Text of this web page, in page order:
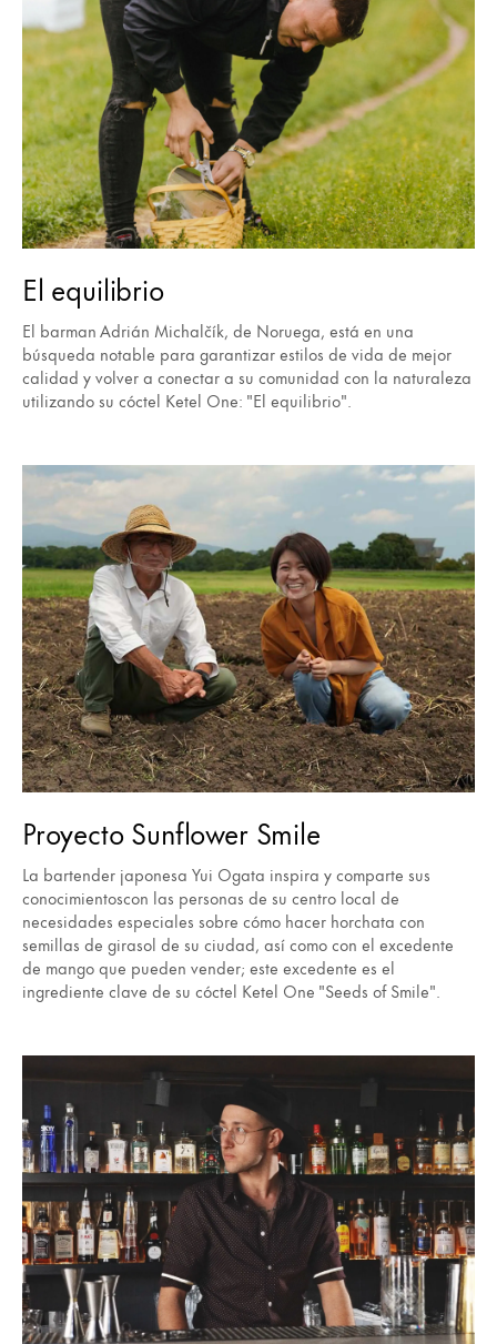
El equilibrio
El barman Adrián Michalčík, de Noruega, está en una
búsqueda notable para garantizar estilos de vida de mejor
calidad y volver a conectar a su comunidad con la naturaleza
utilizando su cóctel Ketel One: "El equilibrio".
Proyecto Sunflower Smile
La bartender japonesa Yui Ogata inspira y comparte sus
conocimientoscon las personas de su centro local de
necesidades especiales sobre cómo hacer horchata con
semillas de girasol de su ciudad, así como con el excedente
de mango que pueden vender; este excedente es el
ingrediente clave de su cóctel Ketel One "Seeds of Smile".